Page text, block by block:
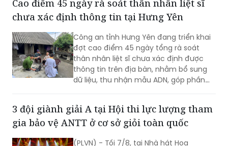
Cao điểm 45 ngày rà soát thân nhân liệt sĩ
chưa xác định thông tin tại Hưng Yên
Công an tỉnh Hưng Yên đang triển khai
đợt cao điểm 45 ngày tổng rà soát
thân nhân liệt sĩ chưa xác định được
thông tin trên địa bàn, nhằm bổ sung
thiếu thông tin.
3 đội giành giải A tại Hội thi lực lượng tham
gia bảo vệ ANTT ở cơ sở giỏi toàn quốc